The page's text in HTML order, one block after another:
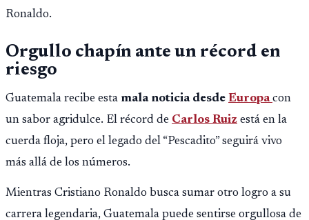
Ronaldo.
Orgullo chapín ante un récord en
riesgo
Guatemala recibe esta mala noticia desde Europa con
un sabor agridulce. El récord de Carlos Ruiz está en la
cuerda floja, pero el legado del “Pescadito” seguirá vivo
más allá de los números.
Mientras Cristiano Ronaldo busca sumar otro logro a su
carrera legendaria, Guatemala puede sentirse orgullosa de